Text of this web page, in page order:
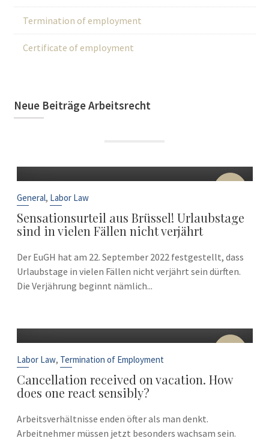
Termination of employment
Certificate of employment
Neue Beiträge Arbeitsrecht
22
General, Labor Law
Sensationsurteil aus Brüssel! Urlaubstage
sind in vielen Fällen nicht verjährt
Der EuGH hat am 22. September 2022 festgestellt, dass
Urlaubstage in vielen Fällen nicht verjährt sein dürften.
Die Verjährung beginnt nämlich...
10
Labor Law, Termination of Employment
Cancellation received on vacation. How
does one react sensibly?
Arbeitsverhältnisse enden öfter als man denkt.
Arbeitnehmer müssen jetzt besonders wachsam sein.